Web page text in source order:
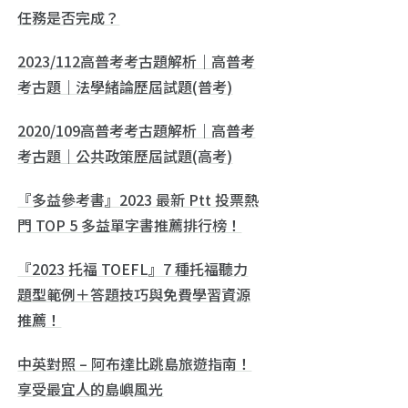
任務是否完成？
2023/112高普考考古題解析｜高普考
考古題｜法學緒論歷屆試題(普考)
2020/109高普考考古題解析｜高普考
考古題｜公共政策歷屆試題(高考)
『多益參考書』2023 最新 Ptt 投票熱
門 TOP 5 多益單字書推薦排行榜！
『2023 托福 TOEFL』7 種托福聽力
題型範例＋答題技巧與免費學習資源
推薦！
中英對照 – 阿布達比跳島旅遊指南！
享受最宜人的島嶼風光